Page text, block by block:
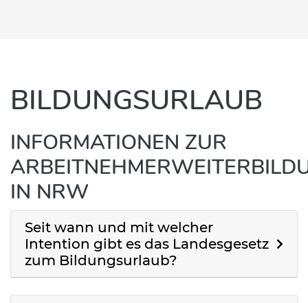
BILDUNGSURLAUB
INFORMATIONEN ZUR
IN NRW
Seit wann und mit welcher
Intention gibt es das Landesgesetz
zum Bildungsurlaub?